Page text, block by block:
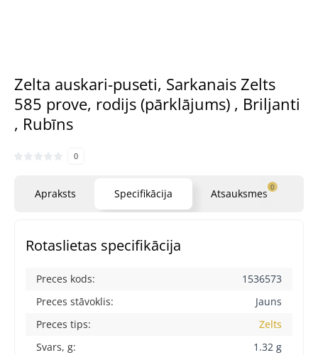
Zelta auskari-puseti, Sarkanais Zelts
585 prove, rodijs (pārklājums) , Briljanti
, Rubīns
0
Apraksts Specifikācija Atsauksmes 0
Rotaslietas specifikācija
Preces kods:
1536573
Preces stāvoklis:
Jauns
Preces tips:
Zelts
Svars, g:
1.32 g